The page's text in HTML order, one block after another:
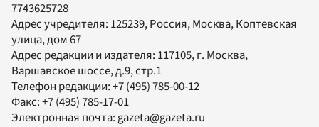
7743625728
Адрес учредителя: 125239, Россия, Москва, Коптевская
улица, дом 67
Адрес редакции и издателя: 117105, г. Москва,
Варшавское шоссе, д.9, стр.1
Телефон редакции:+7 (495) 785-00-12
Факс:+7 (495) 785-17-01
Электронная почта:gazeta@gazeta.ru